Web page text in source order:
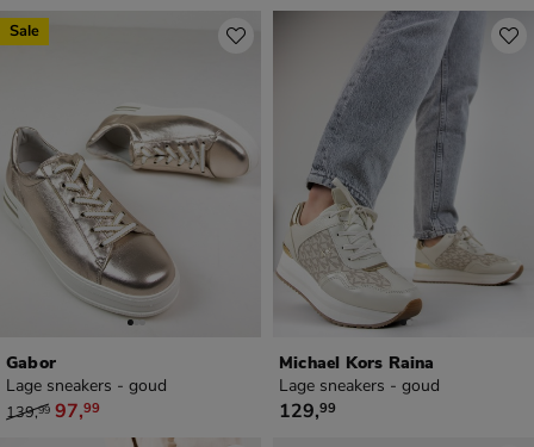
Gabor
Lage sneakers - goud
van € 139,99 voor € 97,99
139,99 97,99
Sale
Michael Kors Raina
Lage sneakers - goud
€ 129,99
129,99